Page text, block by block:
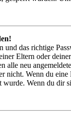
das richtige
Eltern oder
neu
Wenn du
Wenn du dir